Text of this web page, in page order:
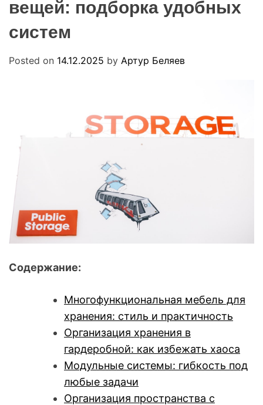
u
R
M
вещей: подборка удобных
систем
Posted on 14.12.2025 by Артур Беляев
Содержание:
Многофункциональная мебель для
хранения: стиль и практичность
Организация хранения в
гардеробной: как избежать хаоса
Модульные системы: гибкость под
любые задачи
Организация пространства с